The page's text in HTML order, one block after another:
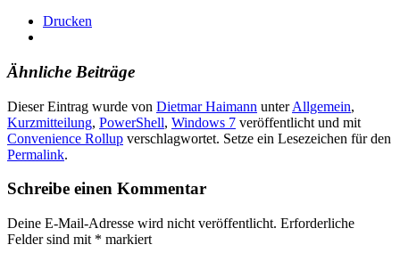
Drucken
Ähnliche Beiträge
Dieser Eintrag wurde von Dietmar Haimann unterAllgemein,
Kurzmitteilung, PowerShell, Windows 7 veröffentlicht und mit
Convenience Rollup verschlagwortet. Setze ein Lesezeichen für den
Permalink.
Schreibe einen Kommentar
Deine E-Mail-Adresse wird nicht veröffentlicht. Erforderliche
Felder sind mit * markiert